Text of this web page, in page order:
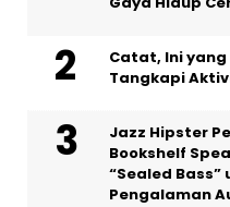
Catat, Ini yang
Tangkapi
Jazz Hipster
Bookshelf
“Sealed
Pengalaman